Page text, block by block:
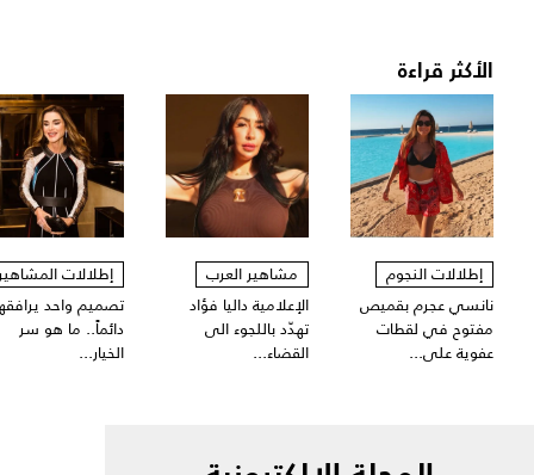
الأكثر قراءة
إطلالات النجوم
نانسي عجرم بقميص
مفتوح في لقطات
عفوية على...
مشاهير العرب
الإعلامية داليا فؤاد
تهدّد باللجوء الى
القضاء...
إطلالات
تصميم واحد
دائماً.. ما هو سر
الخيار...